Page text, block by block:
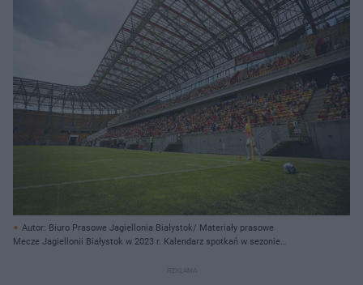
Autor: Biuro Prasowe Jagiellonia Białystok/ Materiały prasowe
Mecze Jagiellonii Białystok w 2023 r. Kalendarz spotkań w sezonie